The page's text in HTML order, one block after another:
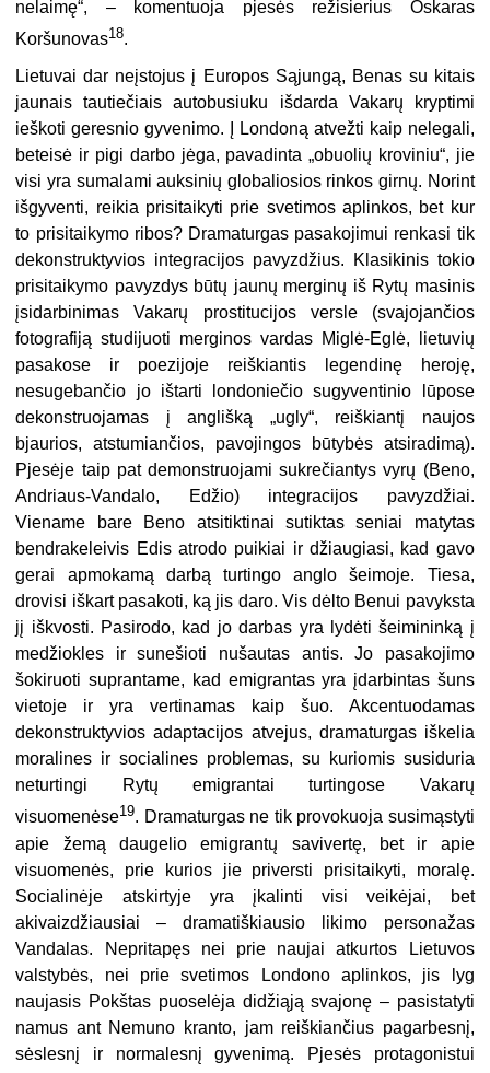
nelaimę“, – komentuoja pjesės režisierius Oskaras
Koršunovas18.
Lietuvai dar neįstojus į Europos Sąjungą, Benas su kitais
jaunais tautiečiais autobusiuku išdarda Vakarų kryptimi
ieškoti geresnio gyvenimo. Į Londoną atvežti kaip nelegali,
beteisė ir pigi darbo jėga, pavadinta „obuolių kroviniu“, jie
visi yra sumalami auksinių globaliosios rinkos girnų. Norint
išgyventi, reikia prisitaikyti prie svetimos aplinkos, bet kur
to prisitaikymo ribos? Dramaturgas pasakojimui renkasi tik
dekonstruktyvios integracijos pavyzdžius. Klasikinis tokio
prisitaikymo pavyzdys būtų jaunų merginų iš Rytų masinis
įsidarbinimas Vakarų prostitucijos versle (svajojančios
fotografiją studijuoti merginos vardas Miglė-Eglė, lietuvių
pasakose ir poezijoje reiškiantis legendinę heroję,
nesugebančio jo ištarti londoniečio sugyventinio lūpose
dekonstruojamas į anglišką „ugly“, reiškiantį naujos
bjaurios, atstumiančios, pavojingos būtybės atsiradimą).
Pjesėje taip pat demonstruojami sukrečiantys vyrų (Beno,
Andriaus-Vandalo, Edžio) integracijos pavyzdžiai.
Viename bare Beno atsitiktinai sutiktas seniai matytas
bendrakeleivis Edis atrodo puikiai ir džiaugiasi, kad gavo
gerai apmokamą darbą turtingo anglo šeimoje. Tiesa,
drovisi iškart pasakoti, ką jis daro. Vis dėlto Benui pavyksta
jį iškvosti. Pasirodo, kad jo darbas yra lydėti šeimininką į
medžiokles ir sunešioti nušautas antis. Jo pasakojimo
šokiruoti suprantame, kad emigrantas yra įdarbintas šuns
vietoje ir yra vertinamas kaip šuo. Akcentuodamas
dekonstruktyvios adaptacijos atvejus, dramaturgas iškelia
moralines ir socialines problemas, su kuriomis susiduria
neturtingi Rytų emigrantai turtingose Vakarų
visuomenėse19. Dramaturgas ne tik provokuoja susimąstyti
apie žemą daugelio emigrantų savivertę, bet ir apie
visuomenės, prie kurios jie priversti prisitaikyti, moralę.
Socialinėje atskirtyje yra įkalinti visi veikėjai, bet
akivaizdžiausiai – dramatiškiausio likimo personažas
Vandalas. Nepritapęs nei prie naujai atkurtos Lietuvos
valstybės, nei prie svetimos Londono aplinkos, jis lyg
naujasis Pokštas puoselėja didžiąją svajonę – pasistatyti
namus ant Nemuno kranto, jam reiškiančius pagarbesnį,
sėslesnį ir normalesnį gyvenimą. Pjesės protagonistui